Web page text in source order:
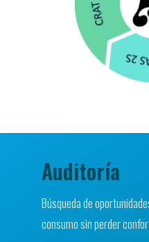
Auditoría
Búsqueda de
consumo sin perder